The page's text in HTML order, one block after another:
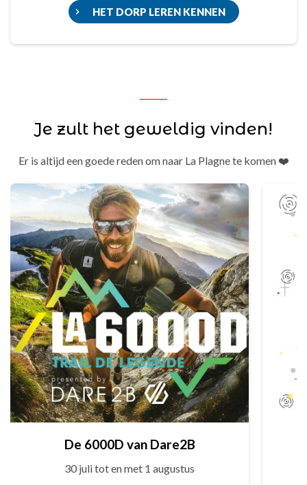
HET DORP LEREN KENNEN
Je zult het geweldig vinden!
Er is altijd een goede reden om naar La Plagne te komen ❤️
De 6000D van Dare2B
30 juli tot en met 1 augustus